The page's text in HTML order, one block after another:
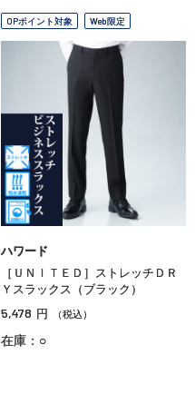
OPポイント対象 Web限定
ハワード
［ＵＮＩＴＥＤ］ストレッチＤＲ
Ｙスラックス（ブラック）
5,478 円 （税込）
在庫：○